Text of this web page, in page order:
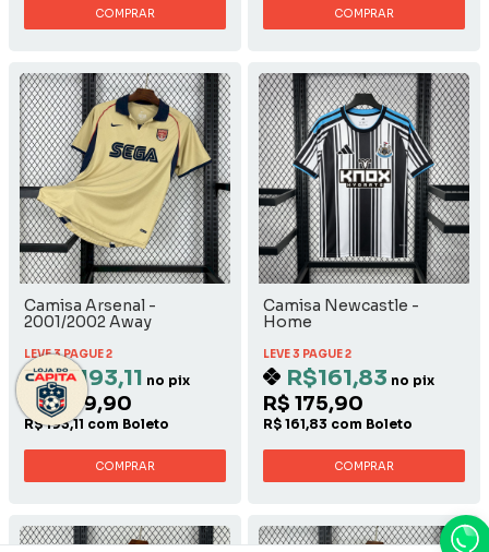
COMPRAR COMPRAR
Camisa Arsenal -
2001/2002 Away
LEVE 3 PAGUE 2
R$193,11 no pix
R$ 209,90
R$ 193,11 com Boleto
COMPRAR
Camisa Newcastle -
Home
LEVE 3 PAGUE 2
R$161,83 no pix
R$ 175,90
R$ 161,83 com Boleto
COMPRAR